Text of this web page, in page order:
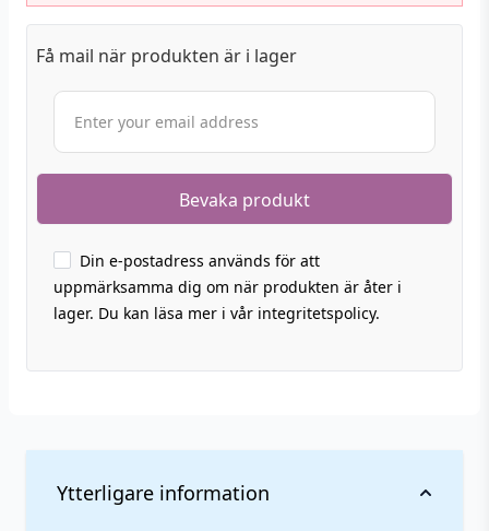
Få mail när produkten är i lager
Din e-postadress används för att
uppmärksamma dig om när produkten är åter i
lager. Du kan läsa mer i vår integritetspolicy.
Ytterligare information